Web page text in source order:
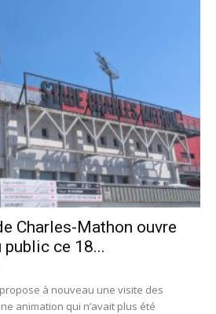
Charles-Mathon ouvre
ce 18...
à nouveau une visite des
animation qui n’avait plus été